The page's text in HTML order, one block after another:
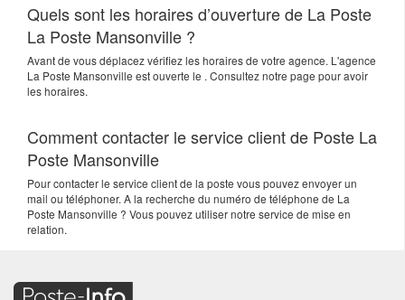
Quels sont les horaires d’ouverture de La Poste
La Poste Mansonville ?
Avant de vous déplacez vérifiez les horaires de votre agence. L'agence
La Poste Mansonville est ouverte le . Consultez notre page pour avoir
les horaires.
Comment contacter le service client de Poste La
Poste Mansonville
Pour contacter le service client de la poste vous pouvez envoyer un
mail ou téléphoner. A la recherche du numéro de téléphone de La
Poste Mansonville ? Vous pouvez utiliser notre service de mise en
relation.